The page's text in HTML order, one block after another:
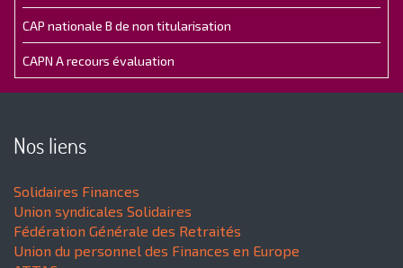
CAP nationale B de non titularisation
CAPN A recours évaluation
Nos liens
Solidaires Finances
Union syndicales Solidaires
Fédération Générale des Retraités
Union du personnel des Finances en Europe